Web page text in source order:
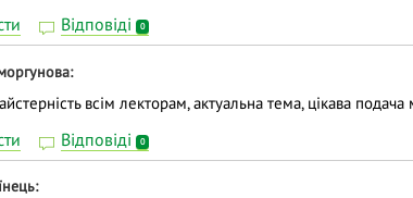
Відповіді 0
всім лекторам, актуальна тема, цікава подача
Відповіді 0